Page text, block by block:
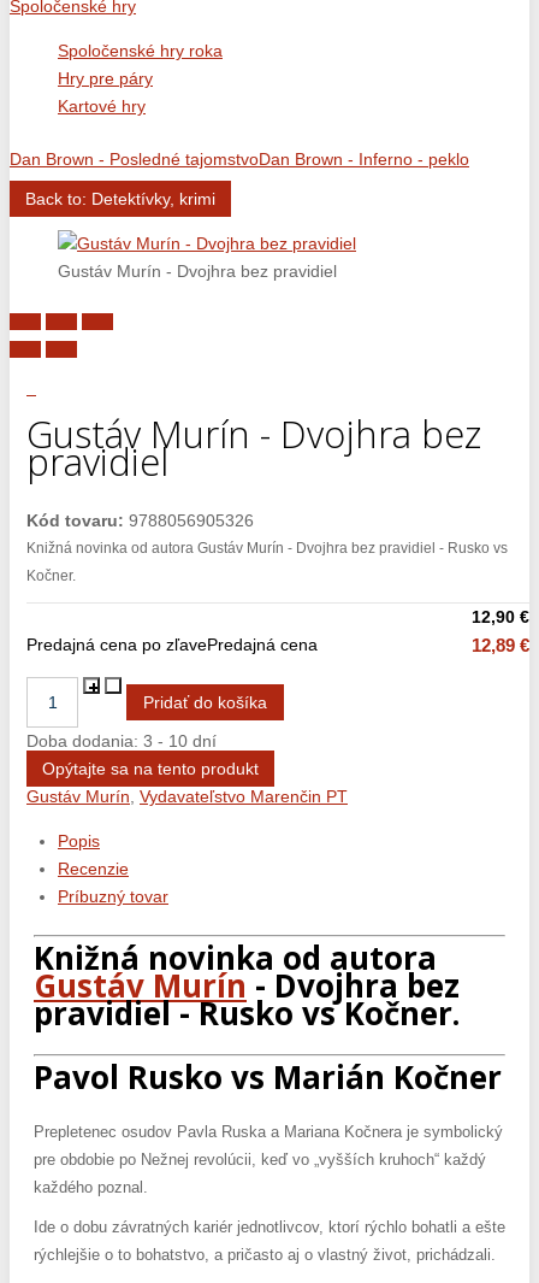
Spoločenské hry
Spoločenské hry roka
Hry pre páry
Kartové hry
Dan Brown - Posledné tajomstvoDan Brown - Inferno - peklo
Back to: Detektívky, krimi
Gustáv Murín - Dvojhra bez pravidiel
Gustáv Murín - Dvojhra bez
pravidiel
Kód tovaru: 9788056905326
Knižná novinka od autora Gustáv Murín - Dvojhra bez pravidiel - Rusko vs
Kočner.
12,90 €
Predajná cena po zľavePredajná cena 12,89 €
Doba dodania: 3 - 10 dní
Opýtajte sa na tento produkt
Gustáv Murín Vydavateľstvo Marenčin PT
Popis
Recenzie
Príbuzný tovar
Knižná novinka od autora
Gustáv Murín - Dvojhra bez
pravidiel - Rusko vs Kočner.
Pavol Rusko vs Marián Kočner
Prepletenec osudov Pavla Ruska a Mariana Kočnera je symbolický
pre obdobie po Nežnej revolúcii, keď vo „vyšších kruhoch“ každý
každého poznal.
Ide o dobu závratných kariér jednotlivcov, ktorí rýchlo bohatli a ešte
rýchlejšie o to bohatstvo, a pričasto aj o vlastný život, prichádzali.